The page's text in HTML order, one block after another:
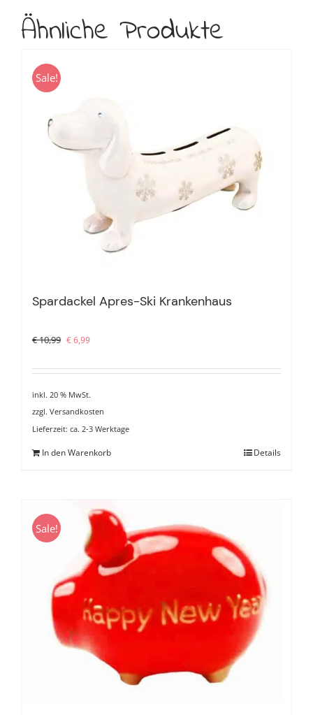
Ähnliche Produkte
Sale!
Spardackel Apres-Ski Krankenhaus
€10,99 Ursprünglicher
war:
€6,99Aktueller
ist:
inkl. 20 % MwSt.
zzgl. Versandkosten
Lieferzeit: ca. 2-3 Werktage
In den Warenkorb Details
Sale!